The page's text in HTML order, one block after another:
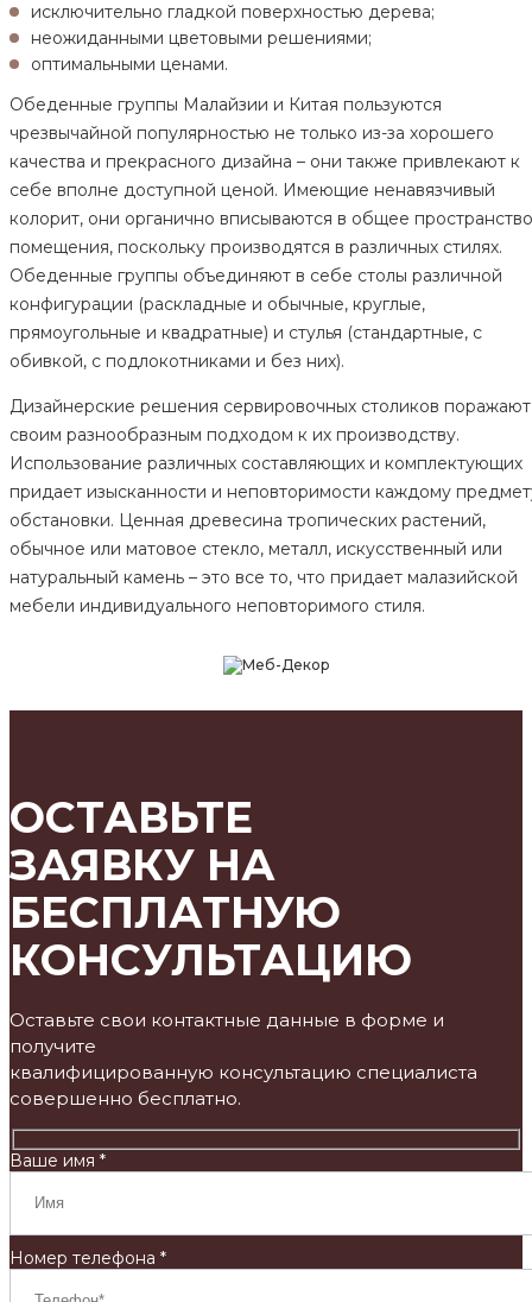
исключительно гладкой поверхностью дерева;
неожиданными цветовыми решениями;
оптимальными ценами.
Обеденные группы Малайзии и Китая пользуются
чрезвычайной популярностью не только из-за хорошего
качества и прекрасного дизайна – они также привлекают к
себе вполне доступной ценой. Имеющие ненавязчивый
колорит, они органично вписываются в общее пространство
помещения, поскольку производятся в различных стилях.
Обеденные группы объединяют в себе столы различной
конфигурации (раскладные и обычные, круглые,
прямоугольные и квадратные) и стулья (стандартные, с
обивкой, с подлокотниками и без них).
Дизайнерские решения сервировочных столиков поражают
своим разнообразным подходом к их производству.
Использование различных составляющих и комплектующих
придает изысканности и неповторимости каждому
обстановки. Ценная древесина тропических растений,
обычное или матовое стекло, металл, искусственный или
натуральный камень – это все то, что придает малазийской
мебели индивидуального неповторимого стиля.
ОСТАВЬТЕ
ЗАЯВКУ НА
БЕСПЛАТНУЮ
КОНСУЛЬТАЦИЮ
Оставьте свои контактные данные в форме и
получите
квалифицированную консультацию специалиста
совершенно бесплатно.
Ваше имя *
Номер телефона *